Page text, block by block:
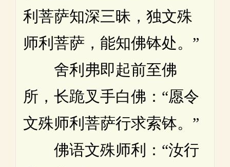
利菩萨知深三昧，独文殊
师利菩萨，能知佛钵处。”
舍利弗即起前至佛
所，长跪叉手白佛：“愿令
文殊师利菩萨行求索钵。”
佛语文殊师利：“汝行